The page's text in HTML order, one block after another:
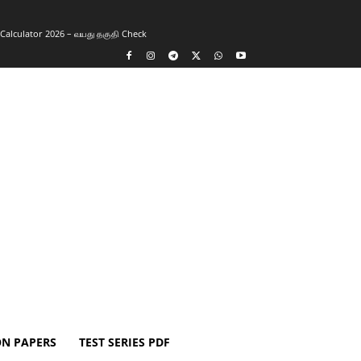
2026 – வயது தகுதி Check
PAPERS TEST SERIES PDF